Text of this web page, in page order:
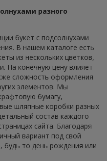
разного
букет с подсолнухами
В нашем каталоге есть
из нескольких цветков,
На конечную цену влияет
сложность оформления
элементов. Мы
бумагу,
шляпные коробки разных
состав каждого
сайта. Благодаря
вариант под свой
то день рождения или